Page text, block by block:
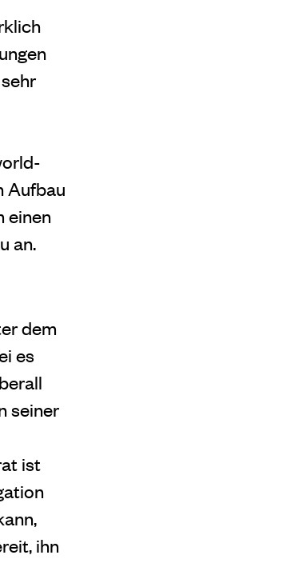
Aufbau
einen
an.
dem
es
seiner
ist
ihn